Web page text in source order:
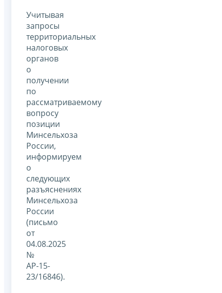
Учитывая
запросы
территориальных
налоговых
органов
о
получении
по
рассматриваемому
вопросу
позиции
Минсельхоза
России,
информируем
о
следующих
разъяснениях
Минсельхоза
России
(письмо
от
04.08.2025
№
АР-15-
23/16846).